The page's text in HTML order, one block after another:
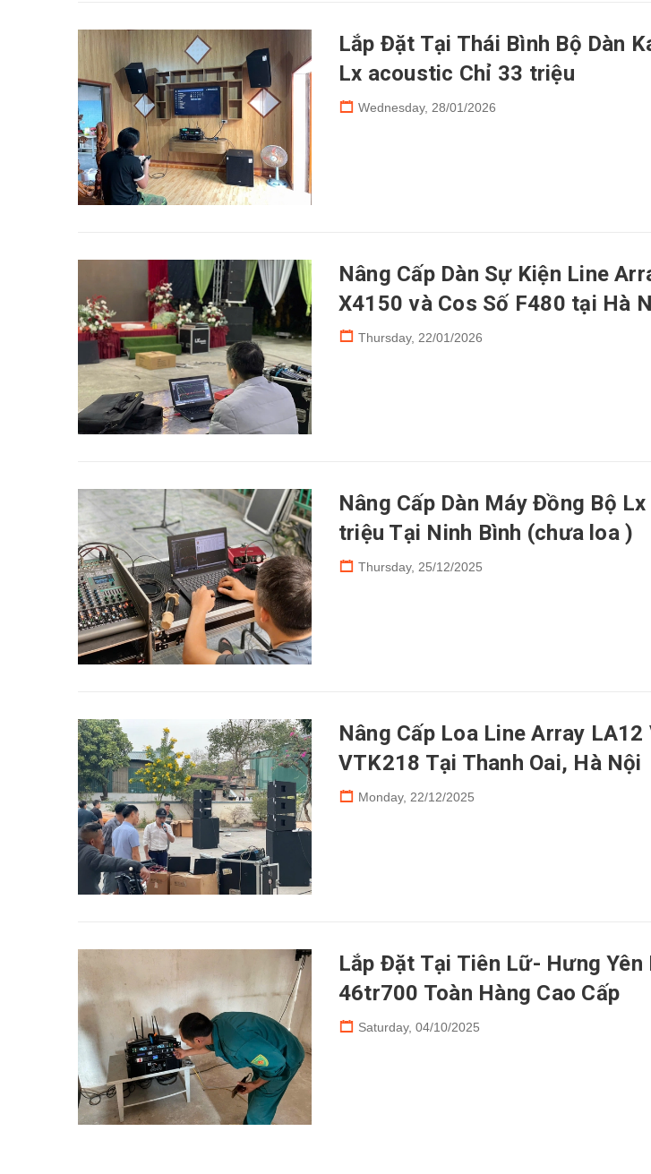
Lắp Đặt Tại Thái Bình Bộ Dàn
Lx acoustic Chỉ 33 triệu
Wednesday, 28/01/2026
Nâng Cấp Dàn Sự Kiện Line
X4150 và Cos Số F480 tại Hà
Thursday, 22/01/2026
Nâng Cấp Dàn Máy Đồng Bộ
triệu Tại Ninh Bình (chưa loa )
Thursday, 25/12/2025
Nâng Cấp Loa Line Array LA12
VTK218 Tại Thanh Oai, Hà Nội
Monday, 22/12/2025
Lắp Đặt Tại Tiên Lữ- Hưng Yên
46tr700 Toàn Hàng Cao Cấp
Saturday, 04/10/2025